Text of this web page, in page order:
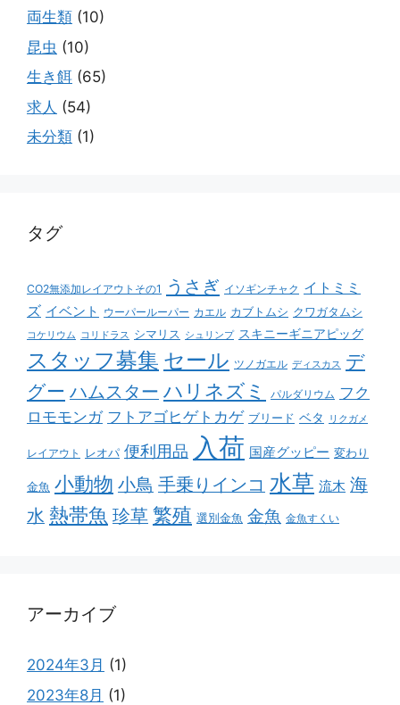
両生類 (10)
昆虫 (10)
生き餌 (65)
求人 (54)
未分類 (1)
タグ
CO2無添加レイアウトその1 うさぎ イソギンチャク イトミミ
ズ イベント ウーパールーパー カエル カブトムシ クワガタムシ
コケリウム コリドラス シマリス シュリンプ スキニーギニアピッグ
スタッフ募集 セール ツノガエル ディスカス デ
グー ハムスター ハリネズミ パルダリウム フク
ロモモンガ フトアゴヒゲトカゲ ブリード ベタ リクガメ
レイアウト レオパ 便利用品 入荷 国産グッピー 変わり
金魚 小動物 小鳥 手乗りインコ 水草 流木 海
水 熱帯魚 珍草 繁殖 選別金魚 金魚 金魚すくい
アーカイブ
2024年3月 (1)
2023年8月 (1)